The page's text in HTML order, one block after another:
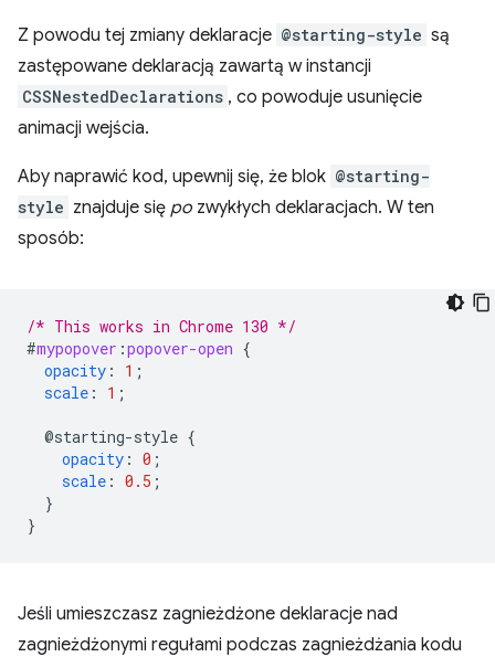
Z powodu tej zmiany deklaracje @starting-style są
zastępowane deklaracją zawartą w instancji
CSSNestedDeclarations , co powoduje usunięcie
animacji wejścia.
Aby naprawić kod, upewnij się, że blok @starting-
style znajduje się po zwykłych deklaracjach. W ten
sposób:
/* This works in Chrome 130 */
#mypopover :popover-open {
opacity : 1 ;
scale : 1 ;
@starting-style {
opacity : 0 ;
scale : 0.5 ;
}
}
Jeśli umieszczasz zagnieżdżone deklaracje nad
zagnieżdżonymi regułami podczas zagnieżdżania kodu